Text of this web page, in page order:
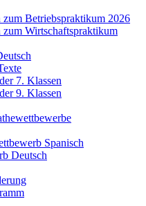
zum Betriebspraktikum 2026
zum Wirtschaftspraktikum
7. Klassen
9. Klassen
Spanisch
Deutsch